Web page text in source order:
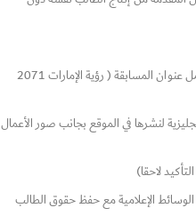
أن تكون الأعمال الفنية لم يسبق أن شاركت في المعارض وتحمل عنوان المسابقة ( رؤية الإمارات 2071
لنشرها في الموقع بجانب صور الأعمال
الإعلامية مع حفظ حقوق الطالب